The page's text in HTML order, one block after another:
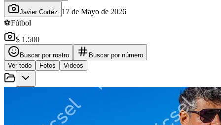
Javier Cortéz
17 de Mayo de 2026
⚽Fútbol
$ 1.500
Buscar por rostro
Buscar por número
Ver todo
Fotos Videos